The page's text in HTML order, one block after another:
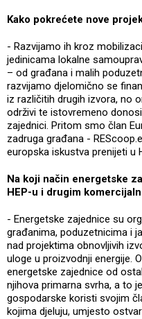
Kako pokrećete nove
- Razvijamo ih kroz
jedinicama lokalne
– od građana i malih
razvijamo djelomično se
iz različitih drugih izvora, no
održivi te istovremeno
zajednici. Pritom smo član
zadruga građana -
europska iskustva prenijeti u
Na koji način energetske
HEP-u i drugim
- Energetske zajednice su
građanima, poduzetnicima i
nad projektima obnovljivih
uloge u proizvodnji energije.
energetske zajednice od
njihova primarna svrha, a to
gospodarske koristi svojim
kojima djeluju, umjesto